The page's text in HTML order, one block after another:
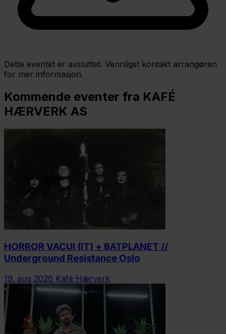
Dette eventet er avsluttet. Vennligst kontakt arrangøren
for mer informasjon.
Kommende eventer fra KAFÉ
HÆRVERK AS
HORROR VACUI (IT) + BATPLANET //
Underground Resistance Oslo
19. aug 2026 Kafé Hærverk